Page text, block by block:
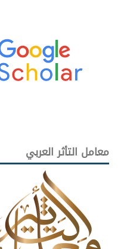
معامل التأثر العربي